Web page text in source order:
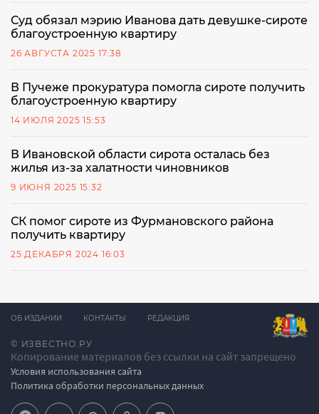
Суд обязал мэрию Иванова дать девушке-сироте
благоустроенную квартиру
26 АВГУСТА 2025 17:38
В Пучеже прокуратура помогла сироте получить
благоустроенную квартиру
14 ИЮЛЯ 2025 15:53
В Ивановской области сирота осталась без
жилья из-за халатности чиновников
9 ИЮНЯ 2025 15:32
СК помог сироте из Фурмановского района
получить квартиру
25 ДЕКАБРЯ 2024 16:03
© ИЗВЕСТНО.РУ
Копирование материалов без ссылки на сайт запрещено
Условия использования сайта
Политика обработки персональных данных
ОБ ИЗДАНИИ КОНТАКТЫ РЕДАКЦИЯ